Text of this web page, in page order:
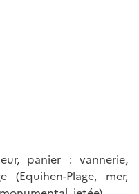
panier : vannerie,
Plage, mer,